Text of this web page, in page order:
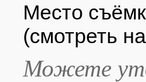
Место
(смотреть
Можете